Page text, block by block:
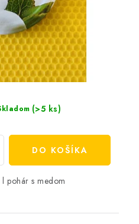
(>5 ks)
DO KOŠÍKA
pohár s medom